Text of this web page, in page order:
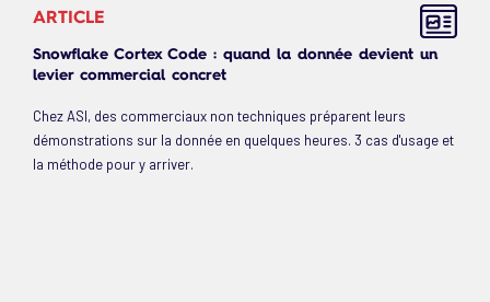
ARTICLE
Snowflake Cortex Code : quand la donnée devient un
levier commercial concret
Chez ASI, des commerciaux non techniques préparent leurs
démonstrations sur la donnée en quelques heures. 3 cas d'usage et
la méthode pour y arriver.